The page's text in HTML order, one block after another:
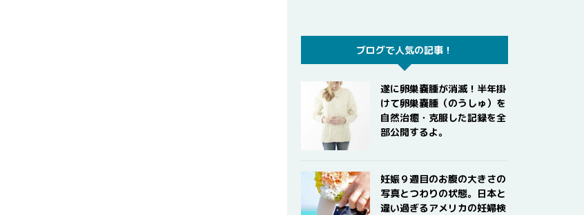
ブログで人気の記事！
遂に卵巣嚢腫が消滅！半年掛
けて卵巣嚢腫（のうしゅ）を
自然治癒・克服した記録を全
部公開するよ。
妊娠９週目のお腹の大きさの
写真とつわりの状態。日本と
違い過ぎるアメリカの妊婦検